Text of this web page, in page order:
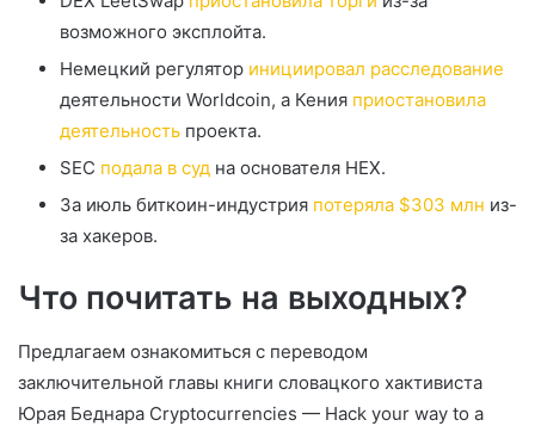
возможного эксплойта.
Немецкий регулятор инициировал расследование
деятельности Worldcoin, а Кения приостановила
деятельность проекта.
SEC подала в суд на основателя HEX.
За июль биткоин-индустрия потеряла $303 млн из-
за хакеров.
Что почитать на выходных?
Предлагаем ознакомиться с переводом
заключительной главы книги словацкого хактивиста
Юрая Беднара Cryptocurrencies — Hack your way to a